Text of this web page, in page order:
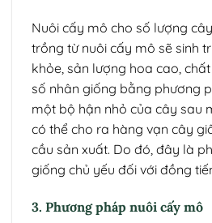
Nuôi cấy mô cho số lượng
trồng từ nuôi cấy mô sẽ sinh
khỏe, sản lượng hoa cao,
số nhân giống bằng phương
một bộ hận nhỏ của cây sau
có thể cho ra hàng vạn cây
cầu sản xuất. Do đó, đây là
giống chủ yếu đối với đồng
3. Phương pháp nuôi cấy mô